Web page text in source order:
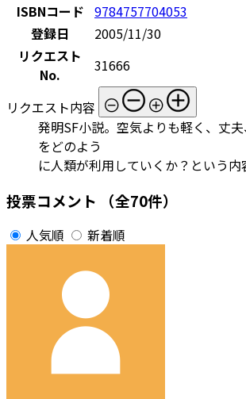
ISBNコード 9784757704053
登録日
2005/11/30
リクエスト
No.
31666
リクエスト内容
発明SF小説。空気よりも軽く、丈
をどのよう
に人類が利用していくか？という内
投票コメント （全70件）
人気順 新着順